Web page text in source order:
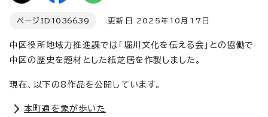
ページID 1036639 更新日 2025年10月17日
中区役所地域力推進課では「堀川文化を伝える会」との協働で
中区の歴史を題材とした紙芝居を作製しました。
現在、以下の8作品を公開しています。
本町通を象が歩いた